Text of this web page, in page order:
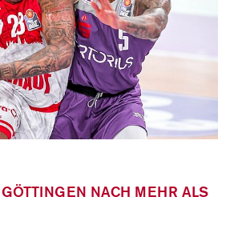
NACH MEHR ALS